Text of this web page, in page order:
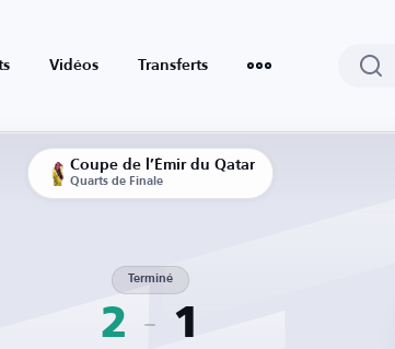
Vidéos Transferts
Coupe de l’Émir du Qatar
Quarts de Finale
2
Terminé
1